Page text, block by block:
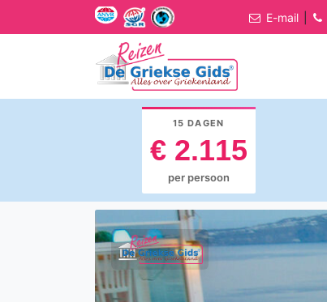
E-mail
15 DAGEN
€ 2.115
per persoon